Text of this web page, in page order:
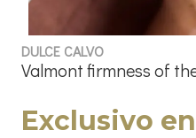
DULCE CALVO
Valmont firmness of
Exclusivo